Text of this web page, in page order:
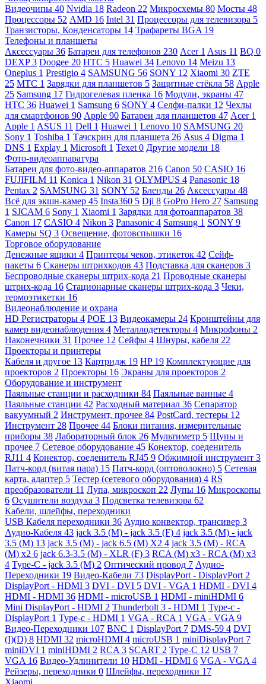
Видеочипы 40 Nvidia 18 Radeon 22 Микросхемы 80 Мосты 48
Процессоры 52 AMD 16 Intel 31 Процессоры для телевизора 5
Транзисторы, Конденсаторы 14 Трафареты BGA 19
Телефоны и планшеты
Аксессуары 36 Батареи для телефонов 230 Acer 1 Asus 11 BQ 0
DEXP3 Doogee 20 HTC 5 Huawei 34 Lenovo 14 Meizu 13
Oneplus 1 Prestigio 4 SAMSUNG 56 SONY 12 Xiaomi 30 ZTE
25 МТС 1 Зарядки для планшетов 5 Защитные стёкла 58 Apple
25 Samsung 17 Гидрогелевая пленка 16 Модули, экраны 47
HTC 36 Huawei 1 Samsung 6 SONY 4 Селфи-палки 12 Чехлы
для смартфонов 90 Apple 90 Батареи для планшетов 47 Acer 1
Apple 1 ASUS 11 Dell 1 Huawei 1 Lenovo 10 SAMSUNG 20
Sony 1 Toshiba 1 Тачскрин для планшета 26 Asus 4 Digma 1
DNS 1 Explay 1 Microsoft 1 Texet 0 Другие модели 18
Фото-видеоаппаратура
Батареи для фото-видео-аппаратов 216 Canon 50 CASIO 16
FUJIFILM 11 Konica 1 Nikon 31 OLYMPUS 4 Panasonic 18
Pentax 2 SAMSUNG 31 SONY 52 Бленды 26 Аксессуары 48
Всё для экшн-камер 45 Insta360 5 Dji 8 GoPro Hero 27 Samsung
1 SJCAM 6 Sony 1 Xiaomi 1 Зарядки для фотоаппаратов 38
Canon 17 CASIO 4 Nikon 3 Panasonic 4 Samsung 1 SONY 9
Камеры SQ 3 Освещение, фотовспышки 16
Торговое оборудование
Денежные ящики 4 Принтеры чеков, этикеток 42 Сейф-
пакеты 6 Сканеры штрихкодов 43 Подставка для сканеров 3
Беспроводные сканеры штрих-кода 21 Проводные сканеры
штрих-кода 16 Стационарные сканеры штрих-кода 3 Чеки,
термоэтикетки 16
Видеонаблюдение и охрана
HD Регистраторы 4 POE 13 Видеокамеры 24 Кронштейны для
камер видеонаблюдения 4 Металлодетекторы 4 Микрофоны 2
Наконечники 31 Прочее 12 Сейфы 4 Шнуры, кабеля 22
Проекторы и принтеры
Кабеля и другое 13 Картридж 19 HP 19 Комплектующие для
проекторов 2 Проекторы 16 Экраны для проекторов 2
Оборудование и инструмент
Паяльные станции и расходники 84 Паяльные ванные 4
Паяльные станции 42 Расходный материал 36 Сепаратор
вакуумный 2 Инструмент, прочее 84 PostCard, тестеры 12
Инструмент 28 Прочее 44 Блоки питания, измерительные
приборы 38 Лабораторный блок 26 Мультиметр 5 Щупы и
прочее 7 Сетевое оборудование 45 Конектор, соеденитель
RJ11 4 Конектор, соеденитель RJ45 9 Обжимной инструмент 3
Патч-корд (витая пара) 15 Патч-корд (оптоволокно) 5 Сетевая
карта, адаптер 5 Тестер (сетевого оборудования) 4 RS
преобразователи 11 Лупа, микроскоп 22 Лупы 16 Микроскопы
6 Осушители воздуха 3 Подсветка телевизора 62
Кабели, шлейфы, переходники
USB Кабеля переходники 36 Аудио конвектор, трансивер 3
Аудио-Кабеля 43 jack 3.5 (M) - jack 3.5 (F) 4 jack 3.5 (M) - jack
3.5 (M) 13 jack 3.5 (M) - jack 6.5 (M) X2 4 jack 3.5 (M) - RCA
(M) x2 6 jack 6.3-3.5 (M) - XLR (F) 3 RCA (M) x3 - RCA (M) x3
4 Type-C - jack 3.5 (M) 2 Оптический провод 7 Аудио-
Переходники 19 Видео-Кабели 73 DisplayPort - DisplayPort 2
DisplayPort - HDMI 3 DVI - DVI 5 DVI - VGA 1 HDMI - DVI 4
HDMI - HDMI 36 HDMI - microUSB 1 HDMI - miniHDMI 6
Mini DisplayPort - HDMI 2 Thunderbolt 3 - HDMI 1 Type-c -
DisplayPort 1 Type-c - HDMI 1 VGA - RCA 1 VGA - VGA 9
Видео-Переходники 107 BNC 1 DisplayPort 7 DMS-59 4 DVI
(I)(D) 8 HDMI 32 microHDMI 4 microUSB 1 miniDisplayPort 7
miniDVI 1 miniHDMI 2 RCA 3 SCART 2 Type-C 12 USB 7
VGA 16 Видео-Удлинители 10 HDMI - HDMI 6 VGA - VGA 4
Рейзеры, переходники 0 Шлейфы, переходники 17
Xiaomi